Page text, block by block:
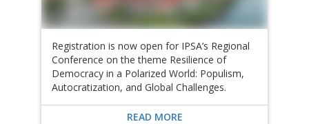
Registration is now open for IPSA’s Regional
Conference on the theme Resilience of
Democracy in a Polarized World: Populism,
Autocratization, and Global Challenges.
READ MORE